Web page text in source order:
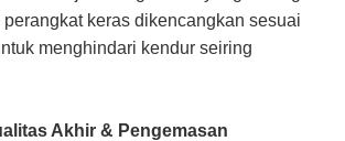
keras dikencangkan sesuai
menghindari kendur seiring
Akhir & Pengemasan